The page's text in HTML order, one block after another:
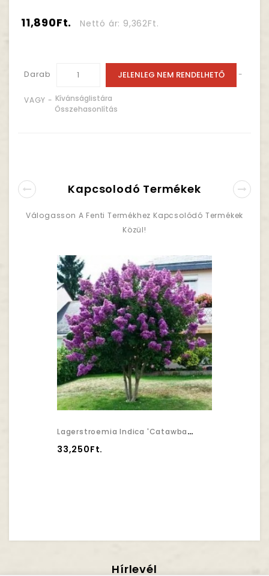
11,890Ft. Nettó ár: 9,362Ft.
Darab JELENLEG NEM RENDELHETŐ -
VAGY - Kívánságlistára
Összehasonlítás
Kapcsolodó Termékek
Válogasson A Fenti Termékhez Kapcsolódó Termékek
Közül!
Lagerstroemia Indica 'Catawba' - Selyemmirtusz
33,250Ft.
Hírlevél